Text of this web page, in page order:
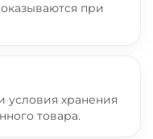
при
условия хранения
товара.